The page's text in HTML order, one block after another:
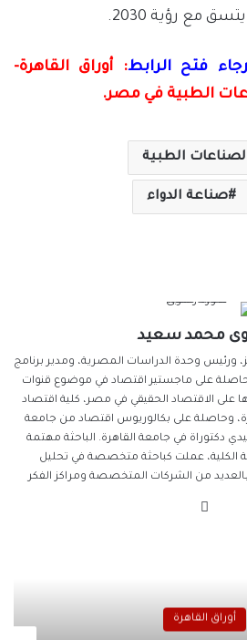
مع رؤية 2030.
فتح الرابط: أوراق القاهرة-
.
الطبية
صناعة الدواء
محمد سعيد
ورئيس وحدة الدراسات المصرية، ومدير برنامج
حاصلة على ماجستير اقتصاد في موضوع قنوات
على الاقتصاد الحقيقي في مصر، كلية اقتصاد
وحاصلة على بكالوريوس اقتصاد من جامعة
دكتوراة في جامعة القاهرة. الباحثة مهتمة
الكلية، عملت كباحثة متخصصة في تحليل
من الشركات المتخصصة ومراكز الفكر
أوراق القاهرة